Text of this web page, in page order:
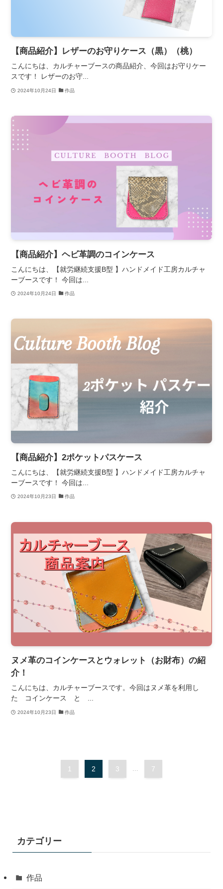
【商品紹介】レザーのお守りケース（黒）（桃）
こんにちは、カルチャーブースの商品紹介、今回はお守りケー
スです！ レザーのお守...
2024年10月24日 作品
【商品紹介】ヘビ革調のコインケース
こんにちは、【就労継続支援B型 】ハンドメイド工房カルチャ
ーブースです！ 今回は...
2024年10月24日 作品
【商品紹介】2ポケットパスケース
こんにちは、【就労継続支援B型 】ハンドメイド工房カルチャ
ーブースです！ 今回は...
2024年10月23日 作品
ヌメ革のコインケースとウォレット（お財布）の紹
介！
こんにちは、カルチャーブースです。今回はヌメ革を利用し
た コインケース と ...
2024年10月23日 作品
1 2 3 ... 7
カテゴリー
作品